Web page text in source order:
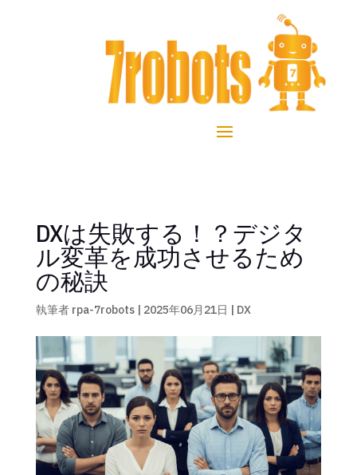
DXは失敗する！？デジタ
ル変革を成功させるため
の秘訣
執筆者 rpa-7robots| 2025年06月21日 | DX